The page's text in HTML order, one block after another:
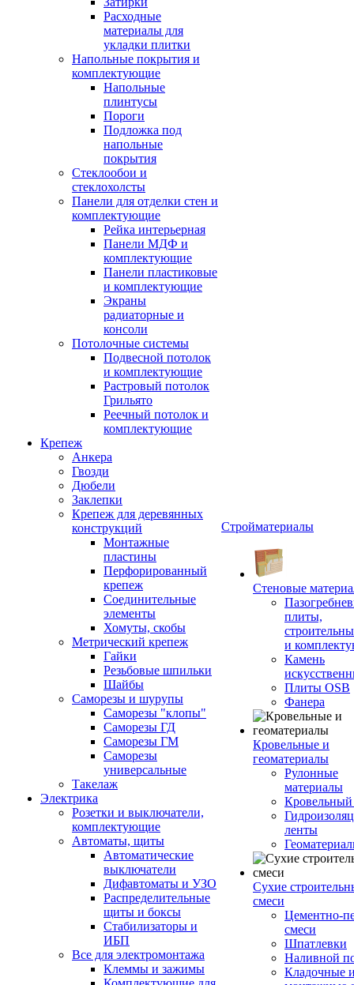
Расходные
материалы для
укладки плитки
Напольные покрытия и
комплектующие
Напольные
плинтусы
Пороги
Подложка под
напольные
покрытия
Стеклообои и
стеклохолсты
Панели для отделки стен и
комплектующие
Рейка интерьерная
Панели МДФ и
комплектующие
Панели пластиковые
и комплектующие
Экраны
радиаторные и
консоли
Потолочные системы
Подвесной потолок
и комплектующие
Растровый потолок
Грильято
Реечный потолок и
комплектующие
Крепеж
Анкера
Гвозди
Дюбели
Заклепки
Крепеж для деревянных
конструкций
Монтажные
пластины
Перфорированный
крепеж
Соединительные
элементы
Хомуты, скобы
Метрический крепеж
Гайки
Резьбовые шпильки
Шайбы
Саморезы и шурупы
Саморезы "клопы"
Саморезы ГД
Саморезы ГМ
Саморезы
универсальные
Такелаж
Электрика
Розетки и выключатели,
комплектующие
Автоматы, щиты
Автоматические
выключатели
Дифавтоматы и УЗО
Распределительные
щиты и боксы
Стабилизаторы и
ИБП
Все для электромонтажа
Клеммы и зажимы
Стройматериалы
Стеновые
плиты,
и
Камень
Плиты OSB
Фанера
Кровельные и
геоматериалы
Рулонные
материалы
ленты
Сухие
смеси
Цементно-
смеси
Шпатлевки
Наливной
Кладочные